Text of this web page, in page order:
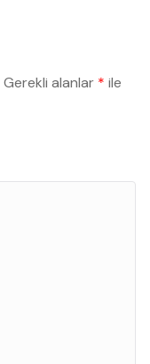
Gerekli alanlar * ile